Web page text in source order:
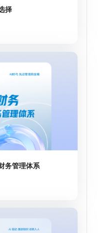
择
务管理体系